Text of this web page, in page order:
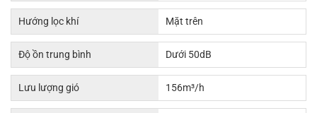
Hướng lọc khí Mặt trên
Độ ồn trung bình Dưới 50dB
Lưu lượng gió 156m³/h